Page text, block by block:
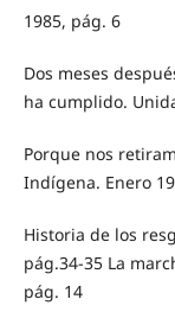
1985, pág. 6
Dos meses
ha cumplido.
Porque nos
Indígena. Enero
Historia de los
pág.34-35 La
pág. 14